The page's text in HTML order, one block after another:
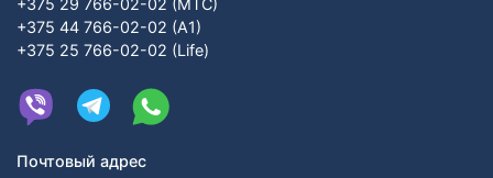
+375 29 766-02-02 (МТС)
+375 44 766-02-02 (А1)
+375 25 766-02-02 (Life)
Почтовый адрес